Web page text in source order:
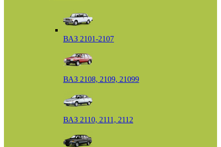
ВАЗ 2101-2107
ВАЗ 2108, 2109, 21099
ВАЗ 2110, 2111, 2112